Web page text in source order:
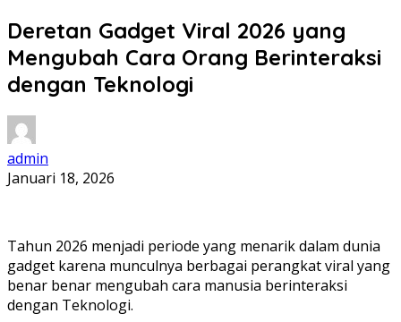
Deretan Gadget Viral 2026 yang
Mengubah Cara Orang Berinteraksi
dengan Teknologi
admin
Januari 18, 2026
Tahun 2026 menjadi periode yang menarik dalam dunia
gadget karena munculnya berbagai perangkat viral yang
benar benar mengubah cara manusia berinteraksi
dengan Teknologi.